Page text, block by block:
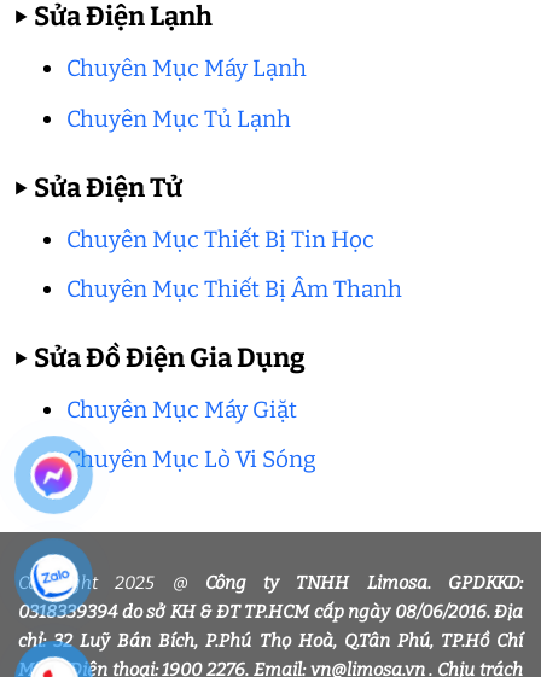
▶ Sửa Điện Lạnh
Chuyên Mục Máy Lạnh
Chuyên Mục Tủ Lạnh
▶ Sửa Điện Tử
Chuyên Mục Thiết Bị Tin Học
Chuyên Mục Thiết Bị Âm Thanh
▶ Sửa Đồ Điện Gia Dụng
Chuyên Mục Máy Giặt
Chuyên Mục Lò Vi Sóng
Copyright 2025 @ Công ty TNHH Limosa. GPDKKD:
0318339394 do sở KH & ĐT TP.HCM cấp ngày 08/06/2016. Địa
chỉ: 32 Luỹ Bán Bích, P.Phú Thọ Hoà, Q.Tân Phú, TP.Hồ Chí
Minh. Điện thoại: 1900 2276. Email: vn@limosa.vn . Chịu trách